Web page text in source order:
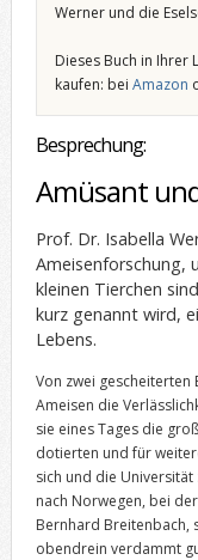
Werner und die
Dieses Buch in
kaufen: bei Amazon
Besprechung:
Amüsant
Prof. Dr. Isabella
Ameisenforschung,
kleinen Tierchen
kurz genannt wird,
Lebens.
Von zwei gescheiterten
Ameisen die
sie eines Tages die
dotierten und für
sich und die
nach Norwegen, bei
Bernhard Breitenbach,
obendrein verdammt